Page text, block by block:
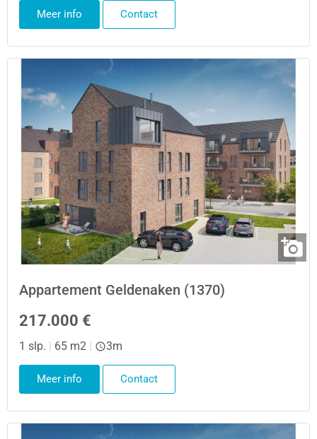
Meer info Contact
Appartement Geldenaken (1370)
217.000 €
1 slp. | 65 m2 | 3m
Meer info Contact